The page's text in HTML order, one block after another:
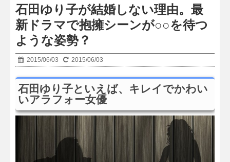
石田ゆり子が結婚しない理由。最
新ドラマで抱擁シーンが○○を待つ
ような姿勢？
2015/06/03 2015/06/03
石田ゆり子といえば、キレイでかわい
いアラフォー女優